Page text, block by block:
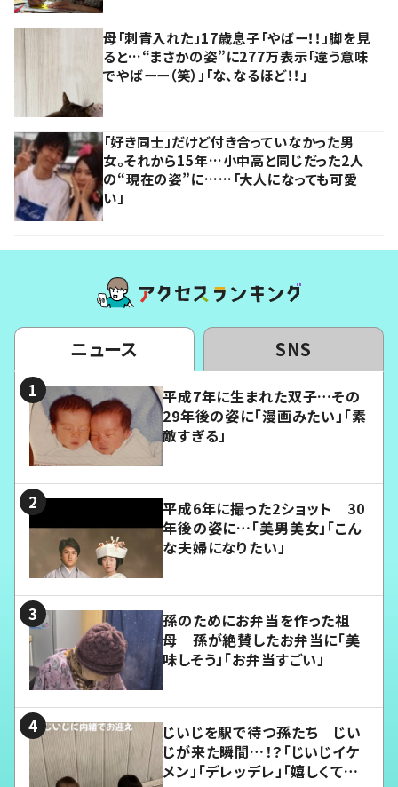
母「刺青入れた」17歳息子「やばー！！」脚を見
ると…“まさかの姿”に277万表示「違う意味
でやばーー（笑）」「な、なるほど！！」
「好き同士」だけど付き合っていなかった男
女。それから15年…小中高と同じだった2人
の“現在の姿”に……「大人になっても可愛
い」
ニュース SNS
平成7年に生まれた双子…その
29年後の姿に「漫画みたい」「素
敵すぎる」
平成6年に撮った2ショット 30
年後の姿に…「美男美女」「こん
な夫婦になりたい」
孫のためにお弁当を作った祖
母 孫が絶賛したお弁当に「美
味しそう」「お弁当すごい」
じいじを駅で待つ孫たち じい
じが来た瞬間…！？「じいじイケ
メン」「デレッデレ」「嬉しくて可